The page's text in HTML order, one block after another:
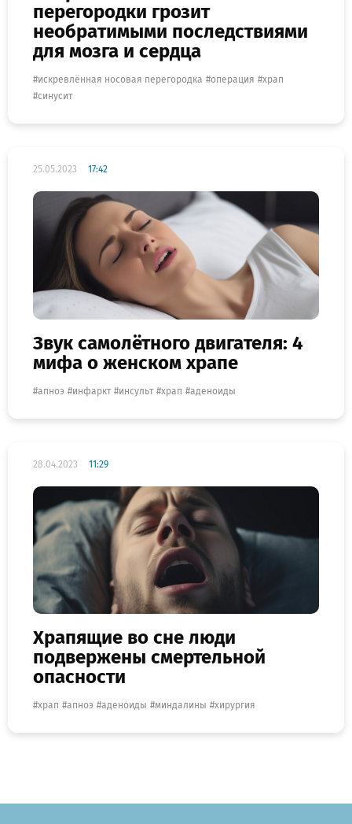
перегородки грозит
необратимыми последствиями
для мозга и сердца
искревлённая носовая перегородка операция
храп
синусит
25.05.2023 17:42
Звук самолётного двигателя: 4
мифа о женском храпе
апноэ инфаркт инсульт храп аденоиды
28.04.2023 11:29
Храпящие во сне люди
подвержены смертельной
опасности
храп апноэ аденоиды миндалины хирургия